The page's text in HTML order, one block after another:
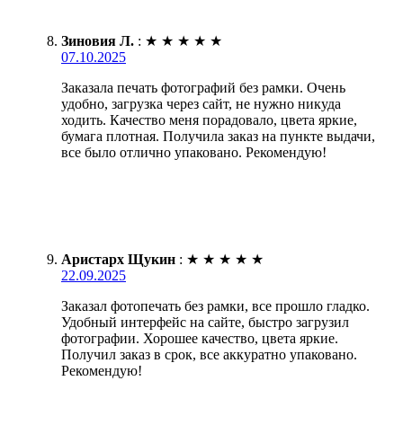
Зиновия Л. : ★ ★ ★ ★ ★
07.10.2025
Заказала печать фотографий без рамки. Очень
удобно, загрузка через сайт, не нужно никуда
ходить. Качество меня порадовало, цвета яркие,
бумага плотная. Получила заказ на пункте выдачи,
все было отлично упаковано. Рекомендую!
Аристарх Щукин : ★ ★ ★ ★ ★
22.09.2025
Заказал фотопечать без рамки, все прошло гладко.
Удобный интерфейс на сайте, быстро загрузил
фотографии. Хорошее качество, цвета яркие.
Получил заказ в срок, все аккуратно упаковано.
Рекомендую!